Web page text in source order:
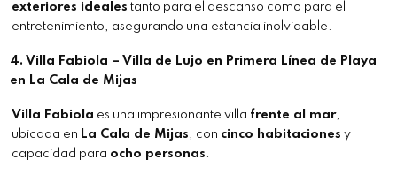
exteriores ideales tanto para el descanso como para el
entretenimiento, asegurando una estancia inolvidable.
4. Villa Fabiola – Villa de Lujo en Primera Línea de Playa
en La Cala de Mijas
Villa Fabiola es una impresionante villa frente al mar,
ubicada en La Cala de Mijas, con cinco habitaciones y
capacidad para ocho personas .